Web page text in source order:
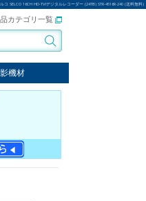
ルコ SELCO 16CH HD-TVIデジタルレコーダー (24TB) STR-4516R-240 (送料無料)
カテゴリ一覧
機材
ト商品